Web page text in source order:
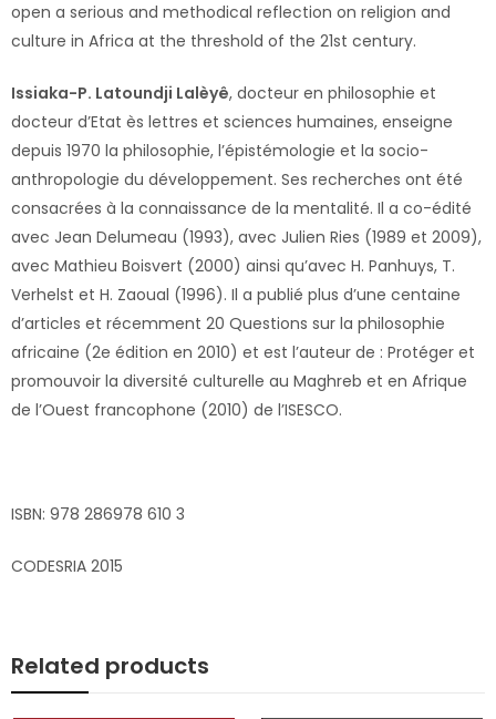
open a serious and methodical reflection on religion and
culture in Africa at the threshold of the 21st century.
Issiaka-P. Latoundji Lalèyê, docteur en philosophie et
docteur d’Etat ès lettres et sciences humaines, enseigne
depuis 1970 la philosophie, l’épistémologie et la socio-
anthropologie du développement. Ses recherches ont été
consacrées à la connaissance de la mentalité. Il a co-édité
avec Jean Delumeau (1993), avec Julien Ries (1989 et 2009),
avec Mathieu Boisvert (2000) ainsi qu’avec H. Panhuys, T.
Verhelst et H. Zaoual (1996). Il a publié plus d’une centaine
d’articles et récemment 20 Questions sur la philosophie
africaine (2e édition en 2010) et est l’auteur de : Protéger et
promouvoir la diversité culturelle au Maghreb et en Afrique
de l’Ouest francophone (2010) de l’ISESCO.
ISBN: 978 286978 610 3
CODESRIA 2015
Related products